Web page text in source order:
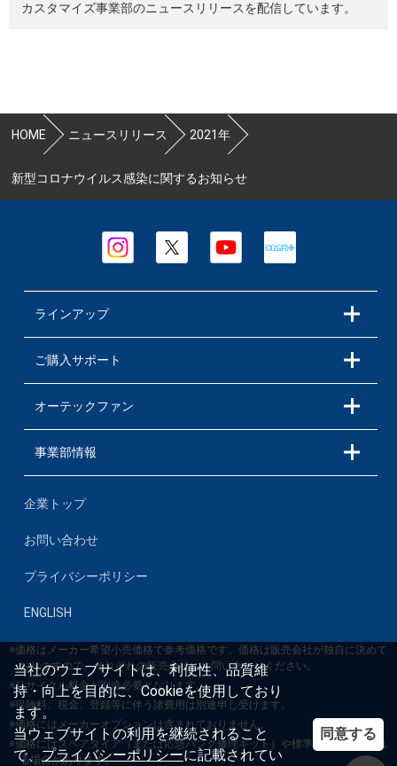
当社のウェブサイトは、利便性、品質維
持・向上を目的に、Cookieを使用しており
ます。
当ウェブサイトの利用を継続されること
で、プライバシーポリシーに記載されてい
同意する
カスタマイズ事業部のニュースリリースを配信しています。
HOME ニュースリリース 2021年
新型コロナウイルス感染に関するお知らせ
ラインアップ
ご購入サポート
オーテックファン
事業部情報
企業トップ
お問い合わせ
プライバシーポリシー
ENGLISH
※価格はメーカー希望小売価格で参考価格です。価格は販売会社が独自に決めて
おりますので、それぞれの販売会社にお問い合わせください。
※リサイクル料金が別途必要となります。
※保険料、税金、登録等に伴う諸費用は別途申し受けます。
※価格にはメーカーオプションは含まれておりません。
※価格にはスペアタイア（または応急パンク修理キット）や標準工具等が含まれ
る場合があります。